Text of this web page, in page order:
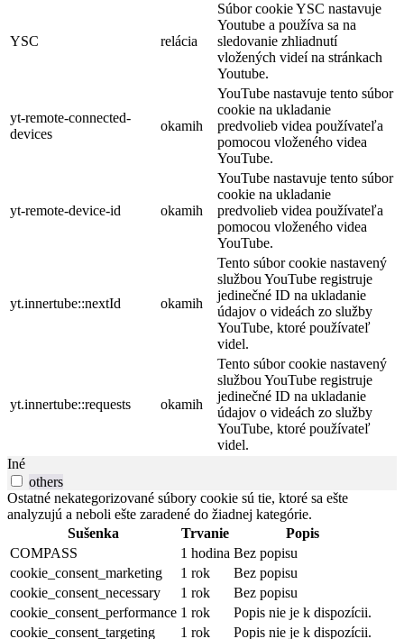
YSC relácia
Súbor cookie YSC nastavuje
Youtube a používa sa na
sledovanie zhliadnutí
vložených videí na stránkach
Youtube.
yt-remote-connected-
devices
okamih
YouTube nastavuje tento súbor
cookie na ukladanie
predvolieb videa používateľa
pomocou vloženého videa
YouTube.
yt-remote-device-id okamih
YouTube nastavuje tento súbor
cookie na ukladanie
predvolieb videa používateľa
pomocou vloženého videa
YouTube.
yt.innertube::nextId okamih
Tento súbor cookie nastavený
službou YouTube registruje
jedinečné ID na ukladanie
údajov o videách zo služby
YouTube, ktoré používateľ
videl.
yt.innertube::requests okamih
Tento súbor cookie nastavený
službou YouTube registruje
jedinečné ID na ukladanie
údajov o videách zo služby
YouTube, ktoré používateľ
videl.
Iné
others
Ostatné nekategorizované súbory cookie sú tie, ktoré sa ešte
analyzujú a neboli ešte zaradené do žiadnej kategórie.
Sušenka
Trvanie
Popis
COMPASS
1 hodina Bez popisu
cookie_consent_marketing
1 rok
Bez popisu
cookie_consent_necessary
1 rok
Bez popisu
cookie_consent_performance 1 rok
Popis nie je k dispozícii.
cookie_consent_targeting
1 rok Popis nie je k dispozícii.